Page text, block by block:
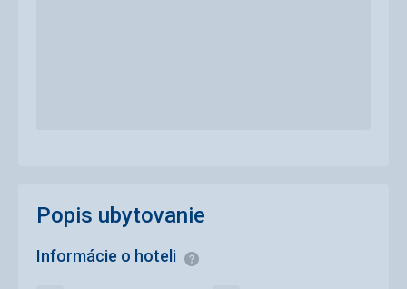
Popis ubytovanie
Informácie o hoteli Informácie